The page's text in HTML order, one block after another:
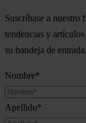
Suscríbase a nuestro
tendencias y
su bandeja de entrada.
Nombre*
Apellido*